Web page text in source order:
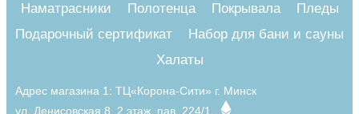
Наматрасники
Полотенца Покрывала
Пледы
Подарочный сертификат
Набор для бани и сауны
Халаты
Адрес магазина 1: ТЦ«Корона-Сити» г. Минск
ул. Денисовская 8, 2 этаж, пав. 224/1,